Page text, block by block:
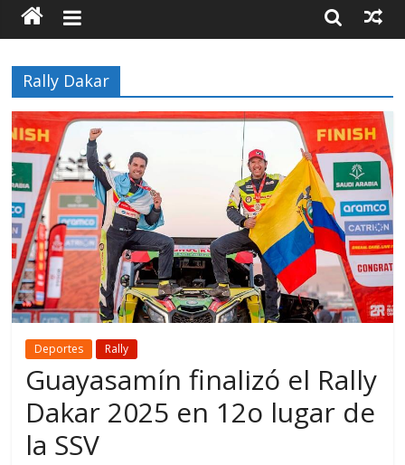
Rally Dakar
Deportes Rally
Guayasamín finalizó el Rally
Dakar 2025 en 12o lugar de
la SSV